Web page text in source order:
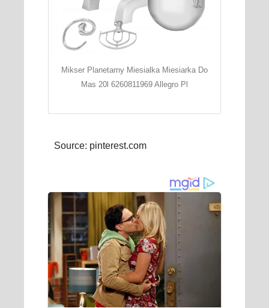
Mikser Planetarny Miesialka Miesiarka Do
Mas 20l 6260811969 Allegro Pl
Source: pinterest.com